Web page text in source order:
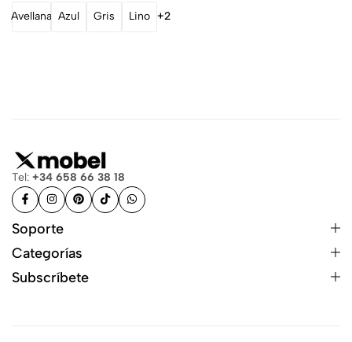
Avellana Azul Gris Lino +2
Tel: +34 658 66 38 18
Soporte
Categorías
Subscríbete